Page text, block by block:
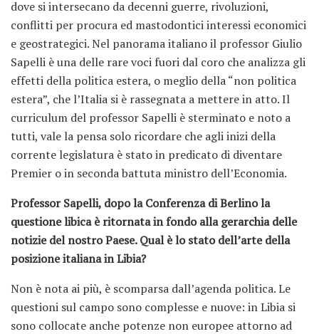
dove si intersecano da decenni guerre, rivoluzioni,
conflitti per procura ed mastodontici interessi economici
e geostrategici. Nel panorama italiano il professor Giulio
Sapelli è una delle rare voci fuori dal coro che analizza gli
effetti della politica estera, o meglio della “non politica
estera”, che l’Italia si è rassegnata a mettere in atto. Il
curriculum del professor Sapelli è sterminato e noto a
tutti, vale la pensa solo ricordare che agli inizi della
corrente legislatura è stato in predicato di diventare
Premier o in seconda battuta ministro dell’Economia.
Professor Sapelli, dopo la Conferenza di Berlino la
questione libica è ritornata in fondo alla gerarchia delle
notizie del nostro Paese. Qual è lo stato dell’arte della
posizione italiana in Libia?
Non è nota ai più, è scomparsa dall’agenda politica. Le
questioni sul campo sono complesse e nuove: in Libia si
sono collocate anche potenze non europee attorno ad